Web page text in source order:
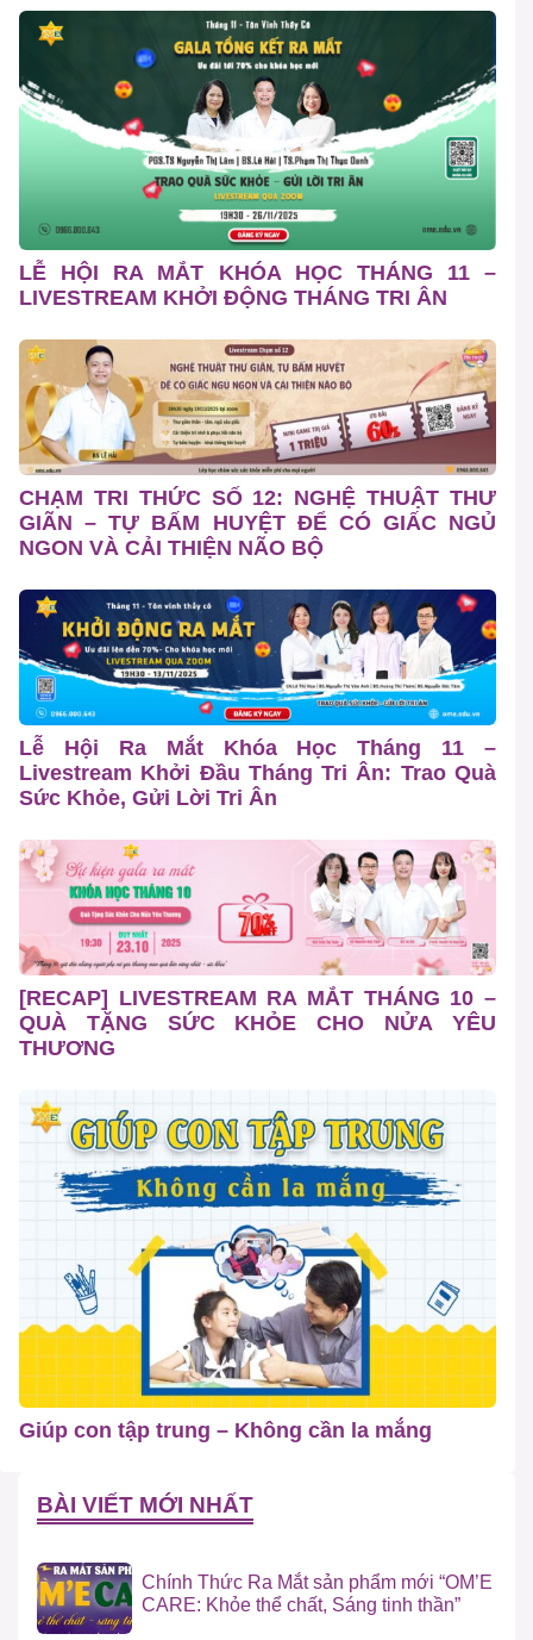
LỄ HỘI RA MẮT KHÓA HỌC THÁNG 11 –
LIVESTREAM KHỞI ĐỘNG THÁNG TRI ÂN
CHẠM TRI THỨC SỐ 12: NGHỆ THUẬT THƯ
GIÃN – TỰ BẤM HUYỆT ĐỂ CÓ GIẤC NGỦ
NGON VÀ CẢI THIỆN NÃO BỘ
Lễ Hội Ra Mắt Khóa Học Tháng 11 –
Livestream Khởi Đầu Tháng Tri Ân: Trao Quà
Sức Khỏe, Gửi Lời Tri Ân
[RECAP] LIVESTREAM RA MẮT THÁNG 10 –
QUÀ TẶNG SỨC KHỎE CHO NỬA YÊU
THƯƠNG
Giúp con tập trung – Không cần la mắng
BÀI VIẾT MỚI NHẤT
Chính Thức Ra Mắt sản phẩm mới “OM’E
CARE: Khỏe thể chất, Sáng tinh thần”